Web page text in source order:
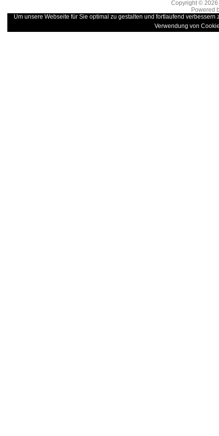
Copyright ©
Powered
Um unsere Webseite für Sie optimal zu gestalten und fortlaufend
Verwendung von